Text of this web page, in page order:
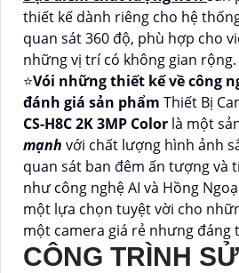
thiết kế dành riêng cho hệ
quan sát 360 độ, phù hợp cho
những vị trí có không gian rộng.
⭐Vói những thiết kế về công
đánh giá sản phẩm Thiết Bị
CS-H8C 2K 3MP Color là một
mạnh với chất lượng hình ảnh
quan sát ban đêm ấn tượng và
như công nghệ AI và Hồng
một lựa chọn tuyệt vời cho
một camera giá rẻ nhưng đáng
CÔNG TRÌNH